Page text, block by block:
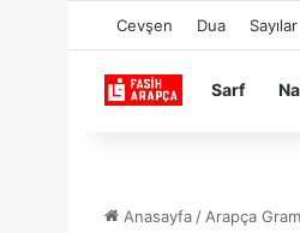
Cevşen Dua Sayılar
Sarf
Anasayfa / Arapça